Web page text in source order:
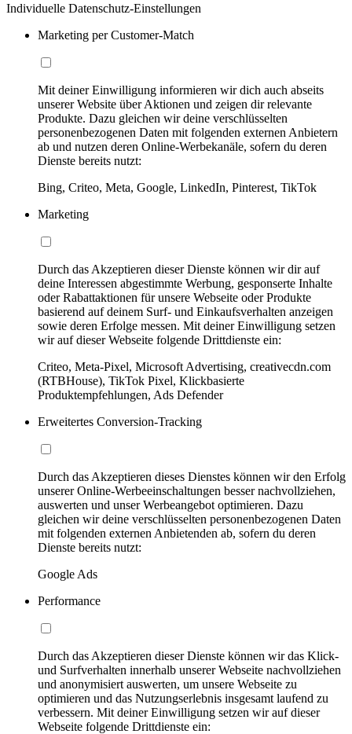
Individuelle Datenschutz-Einstellungen
Marketing per Customer-Match
Mit deiner Einwilligung informieren wir dich auch abseits
unserer Website über Aktionen und zeigen dir relevante
Produkte. Dazu gleichen wir deine verschlüsselten
personenbezogenen Daten mit folgenden externen Anbietern
ab und nutzen deren Online-Werbekanäle, sofern du deren
Dienste bereits nutzt:
Bing, Criteo, Meta, Google, LinkedIn, Pinterest, TikTok
Marketing
Durch das Akzeptieren dieser Dienste können wir dir auf
deine Interessen abgestimmte Werbung, gesponserte Inhalte
oder Rabattaktionen für unsere Webseite oder Produkte
basierend auf deinem Surf- und Einkaufsverhalten anzeigen
sowie deren Erfolge messen. Mit deiner Einwilligung setzen
wir auf dieser Webseite folgende Drittdienste ein:
Criteo, Meta-Pixel, Microsoft Advertising, creativecdn.com
(RTBHouse), TikTok Pixel, Klickbasierte
Produktempfehlungen, Ads Defender
Erweitertes Conversion-Tracking
Durch das Akzeptieren dieses Dienstes können wir den Erfolg
unserer Online-Werbeeinschaltungen besser nachvollziehen,
auswerten und unser Werbeangebot optimieren. Dazu
gleichen wir deine verschlüsselten personenbezogenen Daten
mit folgenden externen Anbietenden ab, sofern du deren
Dienste bereits nutzt:
Google Ads
Performance
Durch das Akzeptieren dieser Dienste können wir das Klick-
und Surfverhalten innerhalb unserer Webseite nachvollziehen
und anonymisiert auswerten, um unsere Webseite zu
optimieren und das Nutzungserlebnis insgesamt laufend zu
verbessern. Mit deiner Einwilligung setzen wir auf dieser
Webseite folgende Drittdienste ein: